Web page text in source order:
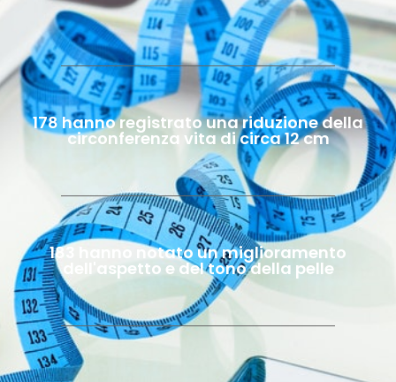
178 hanno registrato una riduzione della
circonferenza vita di circa 12 cm
183 hanno notato un miglioramento
dell'aspetto e del tono della pelle